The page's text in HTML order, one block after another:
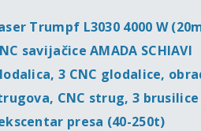
Trumpf L3030 4000 W
savijačice AMADA SCHIAVI
3 CNC glodalice,
CNC strug, 3 brusilice
presa (40-250t)